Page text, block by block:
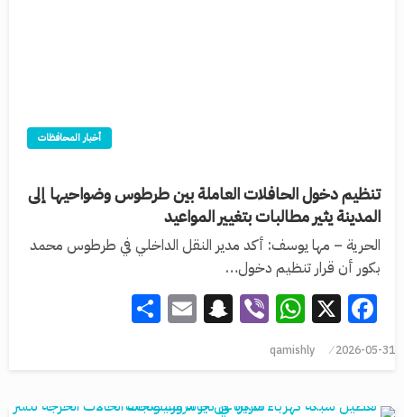
أخبار المحافظات
تنظيم دخول الحافلات العاملة بين طرطوس وضواحيها إلى
المدينة يثير مطالبات بتغيير المواعيد
الحرية – مها يوسف: أكد مدير النقل الداخلي في طرطوس محمد
بكور أن قرار تنظيم دخول…
Facebook
X
WhatsApp
Viber
Snapchat
Email
2026-05-31
qamishly